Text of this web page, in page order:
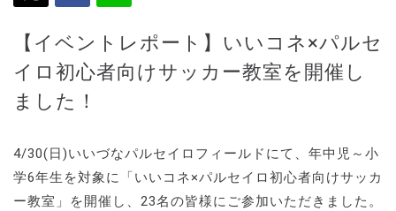
【イベントレポート】いいコネ×パルセ
イロ初心者向けサッカー教室を開催し
ました！
4/30(日)いいづなパルセイロフィールドにて、年中児～小
学6年生を対象に「いいコネ×パルセイロ初心者向けサッカ
ー教室」を開催し、23名の皆様にご参加いただきました。